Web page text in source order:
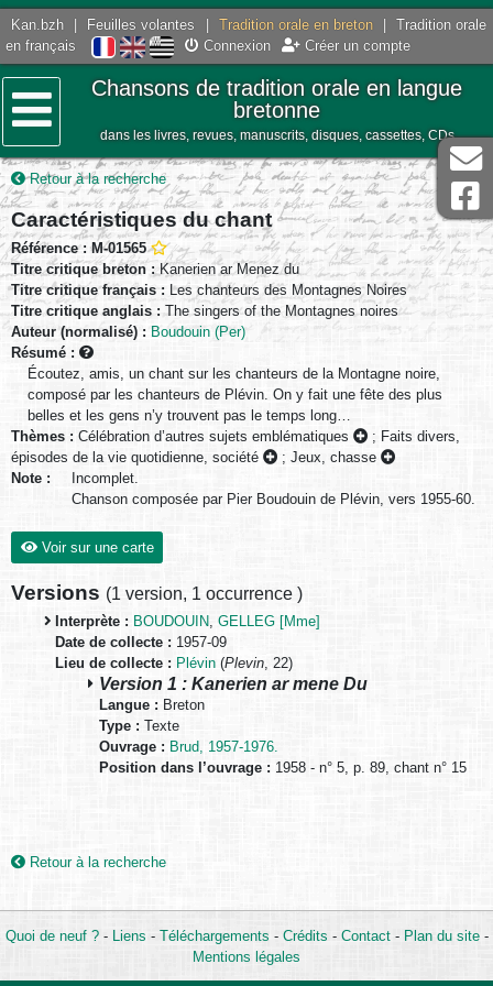
Kan.bzh Feuilles volantes Tradition orale en breton
Tradition orale
en français
Connexion Créer un compte
Menu
Chansons de tradition orale en langue
bretonne
dans les livres, revues, manuscrits, disques, cassettes, CDs
Retour à la recherche
Caractéristiques du chant
Référence : M-01565
Titre critique breton : Kanerien ar Menez du
Titre critique français : Les chanteurs des Montagnes Noires
Titre critique anglais : The singers of the Montagnes noires
Auteur (normalisé) : Boudouin (Per)
Résumé :
Écoutez, amis, un chant sur les chanteurs de la Montagne noire,
composé par les chanteurs de Plévin. On y fait une fête des plus
belles et les gens n’y trouvent pas le temps long…
Thèmes : Célébration d’autres sujets emblématiques ; Faits divers,
épisodes de la vie quotidienne, société
; Jeux, chasse
Note :
Incomplet.
Chanson composée par Pier Boudouin de Plévin, vers 1955-60.
Voir sur une carte
Versions (1 version, 1 occurrence )
Interprète : BOUDOUIN, GELLEG [Mme]
Date de collecte : 1957-09
Lieu de collecte : Plévin (Plevin, 22)
Version 1 : Kanerien ar mene Du
Langue : Breton
Type : Texte
Ouvrage : Brud, 1957-1976.
Position dans l’ouvrage : 1958 - n° 5, p. 89, chant n° 15
Retour à la recherche
Quoi de neuf ?- Liens - Téléchargements - Crédits - Contact- Plan du site-
Mentions légales